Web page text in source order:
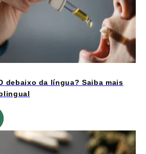
debaixo da língua? Saiba mais